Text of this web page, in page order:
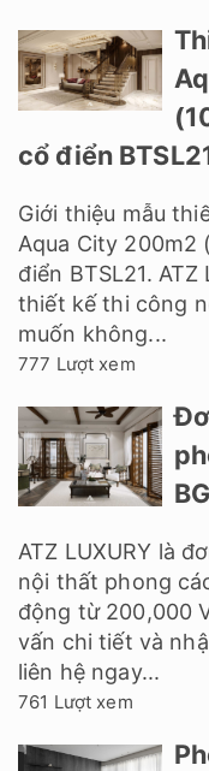
cổ điển
Giới thiệu mẫu
Aqua City 200m2
điển BTSL21.
thiết kế thi công
muốn không...
777 Lượt xem
ATZ LUXURY là
nội thất phong
động từ 200,000
vấn chi tiết và
liên hệ ngay...
761 Lượt xem